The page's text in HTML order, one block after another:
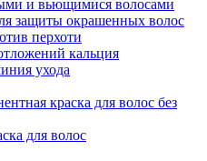
и вьющимися волосами
защиты окрашенных волос
перхоти
кальция
ухода
краска для волос без
для волос